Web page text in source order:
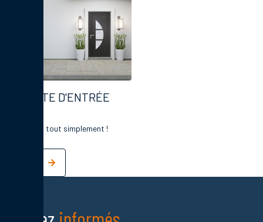
PORTE D'ENTRÉE
Elégance, tout simplement !